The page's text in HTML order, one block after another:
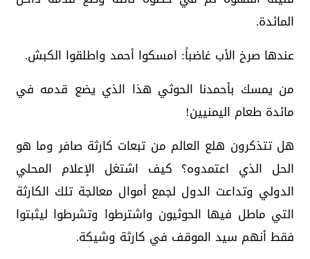
المائدة.
عندها صرخ الأب غاضباً: امسكوا أحمد واطلقوا الكبش.
من يمسك بأحمدنا الحوثي هذا الذي يضع قدمه في
مائدة طعام اليمنيين!
هل تتذكرون هلع العالم من تبعات كارثة صافر وما هو
الحل الذي اعتمدوه؟ كيف اشتغل الإعلام المحلي
الدولي وتداعت الدول لجمع أموال معالجة تلك الكارثة
التي ماطل فيها الحوثيون واشترطوا وتشرطوا ليثبتوا
فقط أنهم سيد الموقف في كارثة وشيكة.